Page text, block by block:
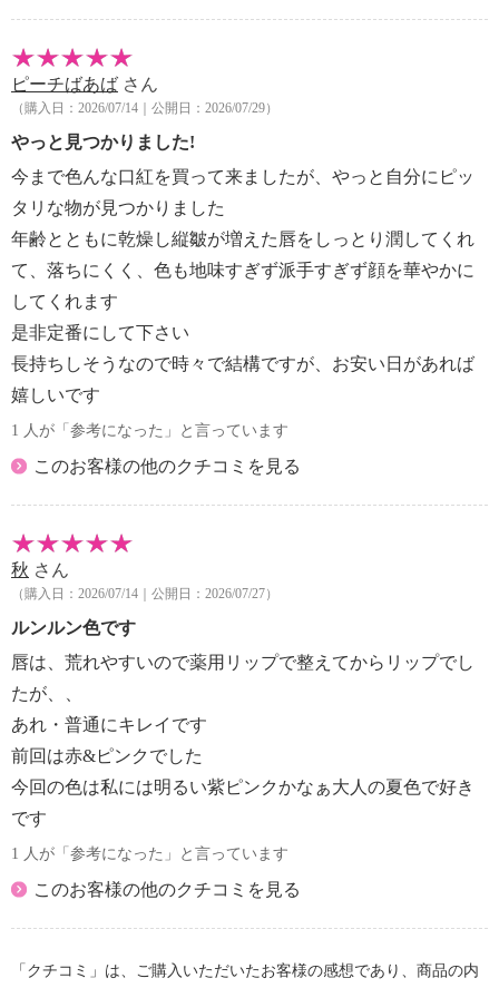
ピーチばあば さん
（購入日：2026/07/14｜公開日：2026/07/29）
やっと見つかりました!
今まで色んな口紅を買って来ましたが、やっと自分にピッ
タリな物が見つかりました
年齢とともに乾燥し縦皺が増えた唇をしっとり潤してくれ
て、落ちにくく、色も地味すぎず派手すぎず顔を華やかに
してくれます
是非定番にして下さい
長持ちしそうなので時々で結構ですが、お安い日があれば
嬉しいです
1 人が「参考になった」と言っています
このお客様の他のクチコミを見る
秋 さん
（購入日：2026/07/14｜公開日：2026/07/27）
ルンルン色です
唇は、荒れやすいので薬用リップで整えてからリップでし
たが、、
あれ・普通にキレイです
前回は赤&ピンクでした
今回の色は私には明るい紫ピンクかなぁ大人の夏色で好き
です
1 人が「参考になった」と言っています
このお客様の他のクチコミを見る
「クチコミ」は、ご購入いただいたお客様の感想であり、商品の内